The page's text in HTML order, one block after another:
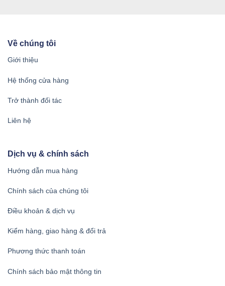
Về chúng tôi
Giới thiệu
Hệ thống cửa hàng
Trở thành đối tác
Liên hệ
Dịch vụ & chính sách
Hướng dẫn mua hàng
Chính sách của chúng tôi
Điều khoản & dịch vụ
Kiểm hàng, giao hàng & đổi trả
Phương thức thanh toán
Chính sách bảo mật thông tin